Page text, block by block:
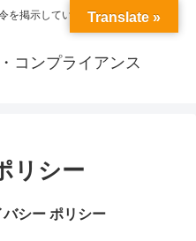
を掲示しています
コンプライアンス
リシー
バシー ポリシー
Translate »